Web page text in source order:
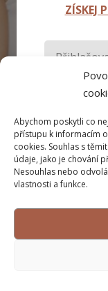
Abychom poskytli co
přístupu k informacím
cookies. Souhlas s
údaje, jako je chování
Nesouhlas nebo
vlastnosti a funkce.
ZÍSKEJ